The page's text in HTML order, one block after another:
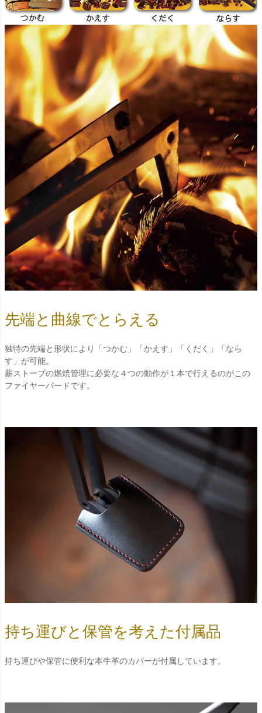
先端と曲線でとらえる
独特の先端と形状により「つかむ」「かえす」「くだく」「なら
す」が可能。
薪ストーブの燃焼管理に必要な４つの動作が１本で行えるのがこの
ファイヤーバードです。
持ち運びと保管を考えた付属品
持ち運びや保管に便利な本牛革のカバーが付属しています。